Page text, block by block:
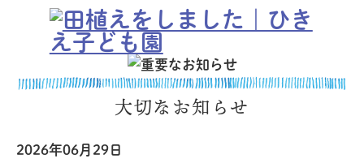
大切なお知らせ
2026年06月29日